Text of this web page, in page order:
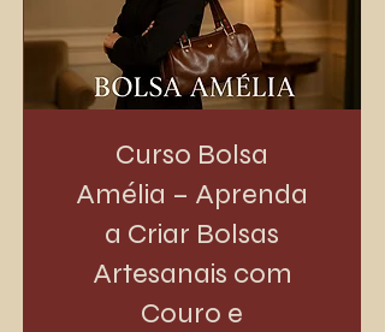
Curso Bolsa
Amélia – Aprenda
a Criar Bolsas
Artesanais com
Couro e